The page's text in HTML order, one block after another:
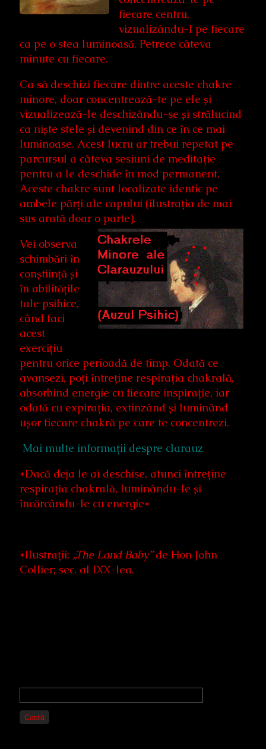
fiecare centru,
vizualizându-l pe fiecare
ca pe o stea luminoasă. Petrece câteva
minute cu fiecare.
Ca să deschizi fiecare dintre aceste chakre
minore, doar concentrează-te pe ele și
vizualizează-le deschizându-se și strălucind
ca niște stele și devenind din ce în ce mai
luminoase. Acest lucru ar trebui repetat pe
parcursul a câteva sesiuni de meditație
pentru a le deschide în mod permanent.
Aceste chakre sunt localizate identic pe
ambele părți ale capului (ilustrația de mai
sus arată doar o parte).
Vei observa
schimbări în
conștiință și
în abilitățile
tale psihice,
când faci
acest
exercițiu
pentru orice perioadă de timp. Odată ce
avansezi, poți întreține respirația chakrală,
absorbind energie cu fiecare inspirație, iar
odată cu expirația, extinzând și luminând
ușor fiecare chakră pe care te concentrezi.
Mai multe informații despre clarauz
*Dacă deja le ai deschise, atunci întreține
respirația chakrală, luminându-le și
încărcându-le cu energie*
*Ilustrații: „The Land Baby”de Hon John
Collier; sec. al IXX-lea.
Primary
Sidebar
Caută